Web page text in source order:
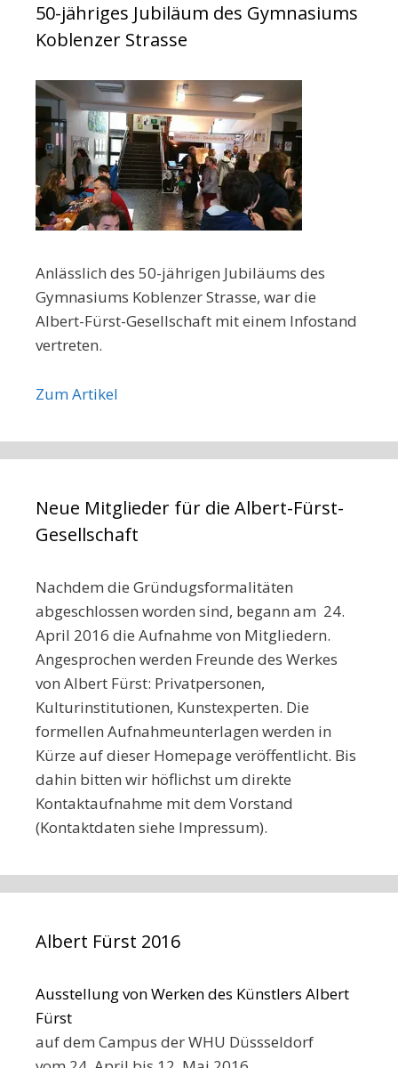
50-jähriges Jubiläum des Gymnasiums
Koblenzer Strasse
Anlässlich des 50-jährigen Jubiläums des
Gymnasiums Koblenzer Strasse, war die
Albert-Fürst-Gesellschaft mit einem Infostand
vertreten.
Zum Artikel
Neue Mitglieder für die Albert-Fürst-
Gesellschaft
Nachdem die Gründugsformalitäten
abgeschlossen worden sind, begann am 24.
April 2016 die Aufnahme von Mitgliedern.
Angesprochen werden Freunde des Werkes
von Albert Fürst: Privatpersonen,
Kulturinstitutionen, Kunstexperten. Die
formellen Aufnahmeunterlagen werden in
Kürze auf dieser Homepage veröffentlicht. Bis
dahin bitten wir höflichst um direkte
Kontaktaufnahme mit dem Vorstand
(Kontaktdaten siehe Impressum).
Albert Fürst 2016
Ausstellung von Werken des Künstlers Albert
Fürst
auf dem Campus der WHU Düssseldorf